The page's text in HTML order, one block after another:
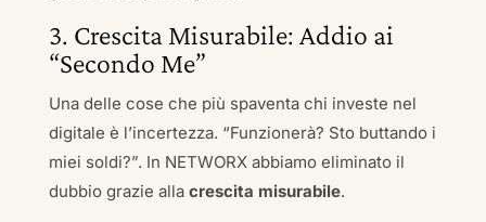
3. Crescita Misurabile: Addio ai
“Secondo Me”
Una delle cose che più spaventa chi investe nel
digitale è l’incertezza. “Funzionerà? Sto buttando i
miei soldi?”. In NETWORX abbiamo eliminato il
dubbio grazie alla crescita misurabile.